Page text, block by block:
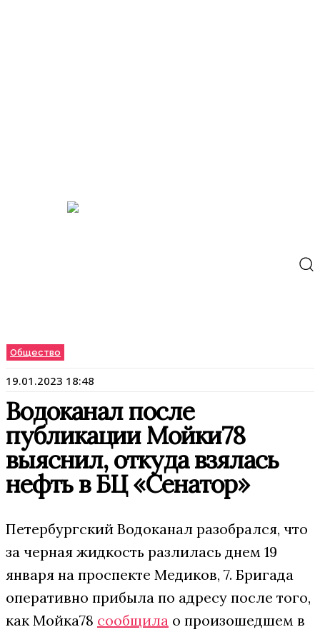
Общество
19.01.2023 18:48
Водоканал после
публикации Мойки78
выяснил, откуда взялась
нефть в БЦ «Сенатор»
Петербургский Водоканал разобрался, что
за черная жидкость разлилась днем 19
января на проспекте Медиков, 7. Бригада
оперативно прибыла по адресу после того,
как Мойка78 сообщила о произошедшем в